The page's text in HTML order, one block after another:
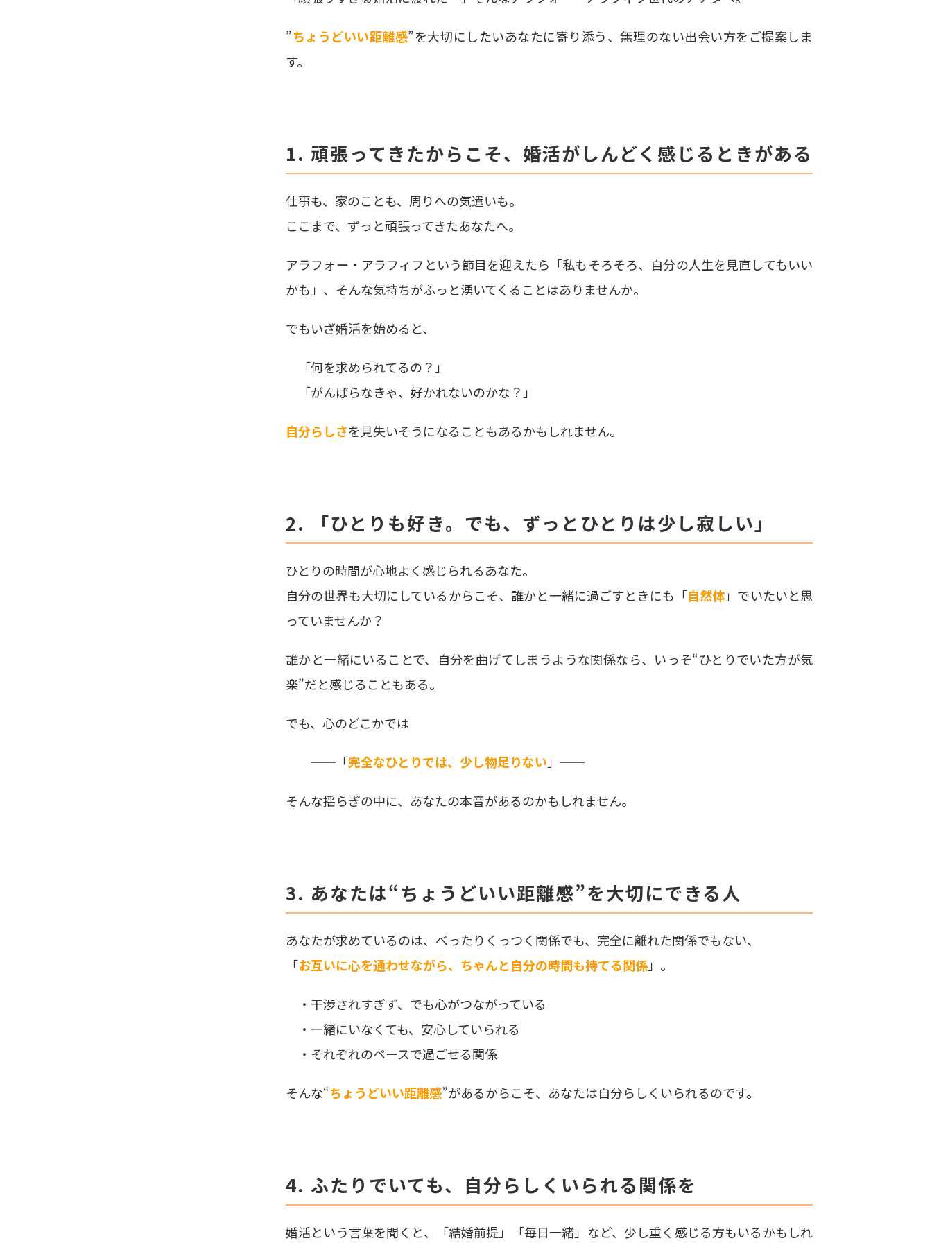
”ちょうどいい距離感”を大切にしたいあなたに寄り添う、無理のない出会い方をご提案しま
す。
1. 頑張ってきたからこそ、婚活がしんどく感じるときがある
仕事も、家のことも、周りへの気遣いも。
ここまで、ずっと頑張ってきたあなたへ。
アラフォー・アラフィフという節目を迎えたら 「私もそろそろ、自分の人生を見直してもいい
かも」、 そんな気持ちがふっと湧いてくることはありませんか。
でもいざ婚活を始めると、
「何を求められてるの？」
「がんばらなきゃ、好かれないのかな？」
自分らしさを見失いそうになることもあるかもしれません。
2. 「ひとりも好き。でも、ずっとひとりは少し寂しい」
ひとりの時間が心地よく感じられるあなた。
自分の世界も大切にしているからこそ、 誰かと一緒に過ごすときにも「自然体」でいたいと思
っていませんか？
誰かと一緒にいることで、自分を曲げてしまうような関係なら、 いっそ“ひとりでいた方が気
楽”だと感じることもある。
でも、心のどこかでは
──「完全なひとりでは、少し物足りない」──
そんな揺らぎの中に、あなたの本音があるのかもしれません。
3. あなたは“ちょうどいい距離感”を大切にできる人
あなたが求めているのは、 べったりくっつく関係でも、完全に離れた関係でもない、
「お互いに心を通わせながら、ちゃんと自分の時間も持てる関係」 。
・干渉されすぎず、でも心がつながっている
・一緒にいなくても、安心していられる
・それぞれのペースで過ごせる関係
そんな“ちょうどいい距離感”があるからこそ、あなたは自分らしくいられるのです。
4. ふたりでいても、自分らしくいられる関係を
婚活という言葉を聞くと、「結婚前提」「毎日一緒」など、少し重く感じる方もいるかもしれ